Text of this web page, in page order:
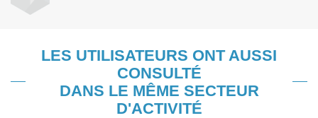
LES UTILISATEURS ONT AUSSI
CONSULTÉ
DANS LE MÊME SECTEUR
D'ACTIVITÉ